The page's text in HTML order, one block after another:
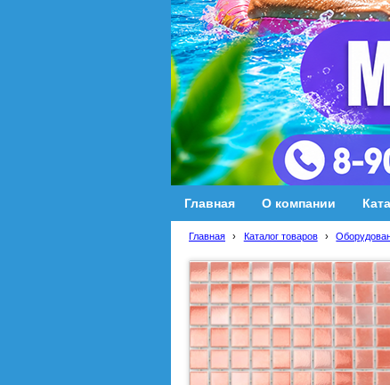
Главная О компании
Главная › Каталог товаров ›